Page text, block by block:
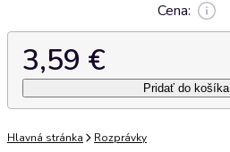
Cena:
3,59 €
Pridať do košíka
Hlavná stránka Rozprávky